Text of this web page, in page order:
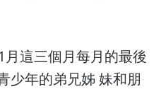
這三個月每月的最後
少年的弟兄姊 妹和朋